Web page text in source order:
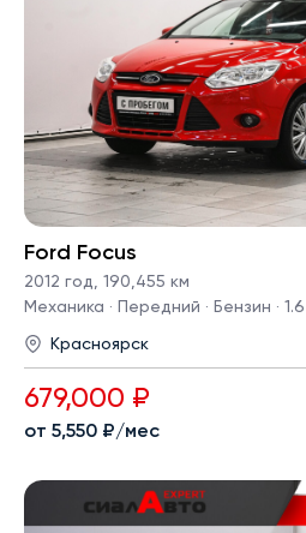
Ford Focus
2012 год
190,455 км
Механика · Передний · Бензин · 1.6
Красноярск
679,000 ₽
от 5,550 ₽/мес